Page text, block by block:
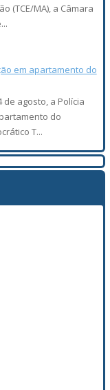
(TCE/MA), a Câmara
em apartamento do
agosto, a Polícia
do
T...